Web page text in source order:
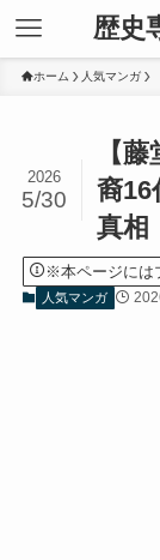
歴史
ホーム 人気マンガ
【
裔16
真相
2026
5/30
※本ページには
人気マンガ